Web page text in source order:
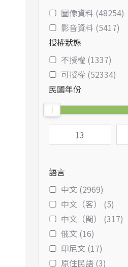
圖像資料 (48254)
影音資料 (5417)
授權狀態
不授權 (1337)
可授權 (52334)
民國年份
語言
中文 (2969)
中文（客） (5)
中文（閩） (317)
俄文 (16)
印尼文 (17)
原住民語 (3)